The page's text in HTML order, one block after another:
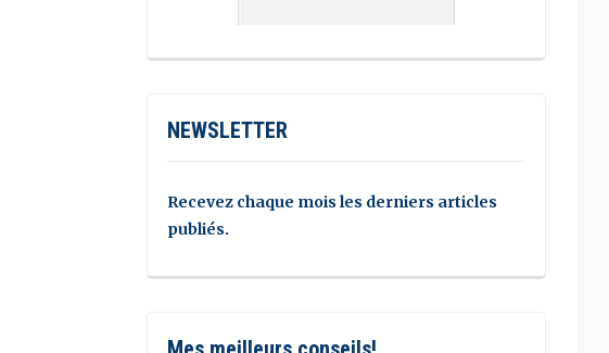
NEWSLETTER
Recevez chaque mois les derniers articles
publiés.